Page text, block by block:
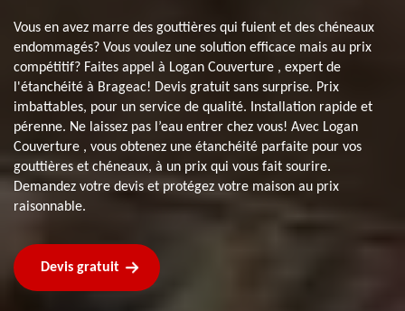
Vous en avez marre des gouttières qui fuient et des chéneaux
endommagés? Vous voulez une solution efficace mais au prix
compétitif? Faites appel à Logan Couverture , expert de
l'étanchéité à Brageac! Devis gratuit sans surprise. Prix
imbattables, pour un service de qualité. Installation rapide et
pérenne. Ne laissez pas l’eau entrer chez vous! Avec Logan
Couverture , vous obtenez une étanchéité parfaite pour vos
gouttières et chéneaux, à un prix qui vous fait sourire.
Demandez votre devis et protégez votre maison au prix
raisonnable.
Devis gratuit